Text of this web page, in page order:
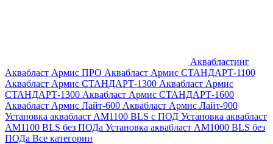
Аквабластинг
Аквабласт Армис ПРО Аквабласт Армис СТАНДАРТ-1100
Аквабласт Армис СТАНДАРТ-1300 Аквабласт Армис
СТАНДАРТ-1300 Аквабласт Армис СТАНДАРТ-1600
Аквабласт Армис Лайт-600 Аквабласт Армис Лайт-900
Установка аквабласт AM1100 BLS с ПОД Установка аквабласт
AM1100 BLS без ПОДа Установка аквабласт AM1000 BLS без
ПОДа Все категории